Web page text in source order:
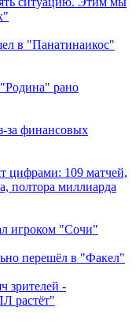
в "Панатинаикос"
рано
за финансовых
цифрами: 109 матчей,
полтора миллиарда
игроком "Сочи"
перешёл в "Факел"
зрителей -
растёт"